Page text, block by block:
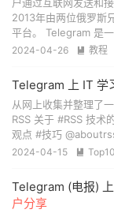
2013年由两位俄罗斯
平台。 Telegram 是
2024-04-26  教程
Telegram 上 IT 学
从网上收集并整理了
RSS 关于 #RSS 技
观点 #技巧
2024-04-15  Top10
Telegram (电报)
户分享